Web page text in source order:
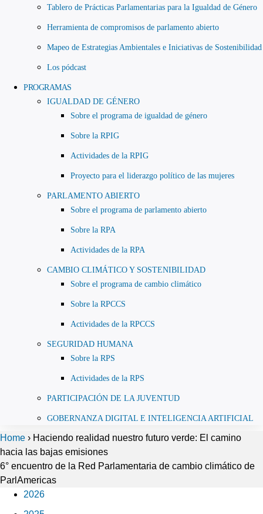
Tablero de Prácticas Parlamentarias para la Igualdad de Género
Herramienta de compromisos de parlamento abierto
Mapeo de Estrategias Ambientales e Iniciativas de Sostenibilidad
Los pódcast
PROGRAMAS
IGUALDAD DE GÉNERO
Sobre el programa de igualdad de género
Sobre la RPIG
Actividades de la RPIG
Proyecto para el liderazgo político de las mujeres
PARLAMENTO ABIERTO
Sobre el programa de parlamento abierto
Sobre la RPA
Actividades de la RPA
CAMBIO CLIMÁTICO Y SOSTENIBILIDAD
Sobre el programa de cambio climático
Sobre la RPCCS
Actividades de la RPCCS
SEGURIDAD HUMANA
Sobre la RPS
Actividades de la RPS
PARTICIPACIÓN DE LA JUVENTUD
GOBERNANZA DIGITAL E INTELIGENCIA ARTIFICIAL
Home › Haciendo realidad nuestro futuro verde: El camino
hacia las bajas emisiones
6° encuentro de la Red Parlamentaria de cambio climático de
ParlAmericas
2026